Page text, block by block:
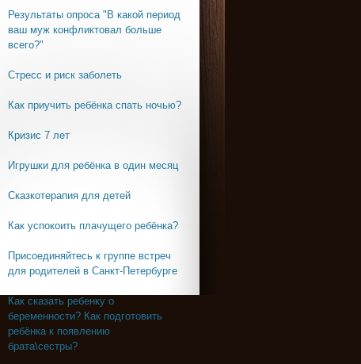
Результаты опроса "В какой период
ваш муж конфликтовал больше
всего?"
Стресс и риск заболеть
Как приучить ребёнка спать ночью?
Кризис 7 лет
Игрушки для ребёнка в один месяц
Сказкотерапия для детей
Как успокоить плачущего ребёнка?
Присоединяйтесь к группе встреч
для родителей в Санкт-Петербурге
Как сказать ребенку о
беременности? Как подготовить
ребёнка к появлению
брата\сестры?